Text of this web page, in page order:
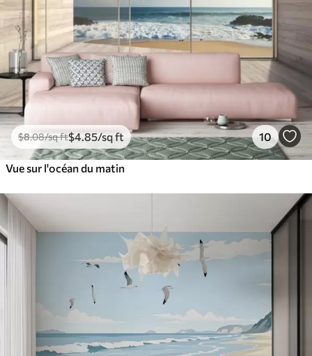
$8.08/sq ft$4.85/sq ft 10
Vue sur l'océan du matin